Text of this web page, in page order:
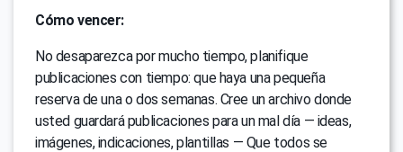
Cómo vencer:
No desaparezca por mucho tiempo, planifique
publicaciones con tiempo: que haya una pequeña
reserva de una o dos semanas. Cree un archivo donde
usted guardará publicaciones para un mal día — ideas,
imágenes, indicaciones, plantillas — Que todos se